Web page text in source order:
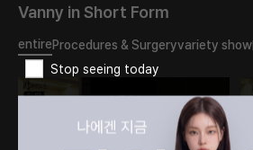
Stop seeing today
Vanny in Short Form
entireProcedures & Surgeryvariety show
What should I do about
the double eyelid scar?